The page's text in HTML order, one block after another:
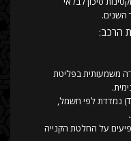
השנים.
הרכב:
משמעותית בפליטת
(TCO) נמדדת לפי חשמל,
על החלטת הקנייה